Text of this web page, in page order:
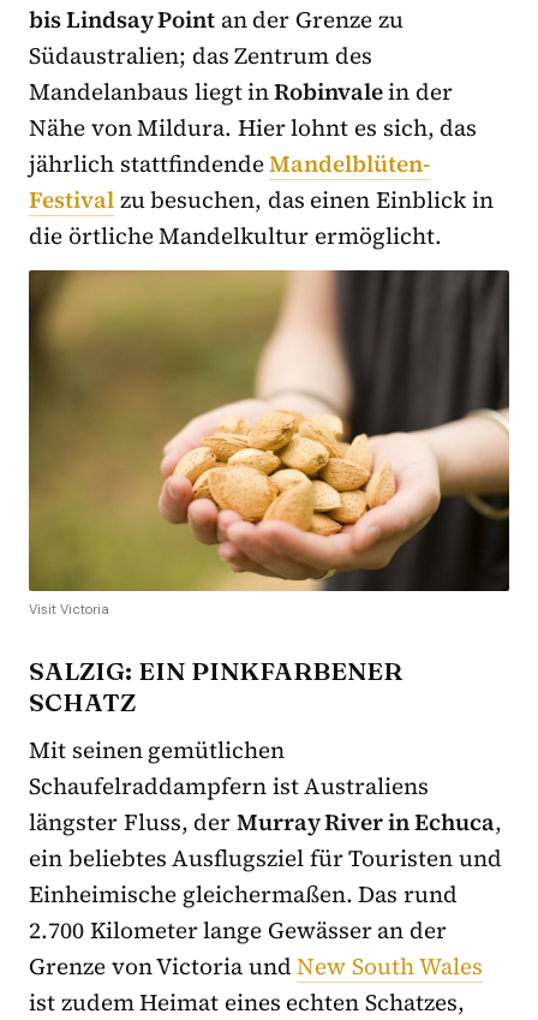
bis Lindsay Point an der Grenze zu
Südaustralien; das Zentrum des
Mandelanbaus liegt inRobinvalein der
Nähe von Mildura. Hier lohnt es sich, das
jährlich stattfindendeMandelblüten-
Festivalzu besuchen, das einen Einblick in
die örtliche Mandelkultur ermöglicht.
Visit Victoria
SALZIG: EIN PINKFARBENER
SCHATZ
Mit seinen gemütlichen
Schaufelraddampfern ist Australiens
längster Fluss, derMurray River in Echuca,
ein beliebtes Ausflugsziel für Touristen und
Einheimische gleichermaßen. Das rund
2.700 Kilometer lange Gewässer an der
Grenze von Victoria undNew South Wales
ist zudem Heimat eines echten Schatzes,